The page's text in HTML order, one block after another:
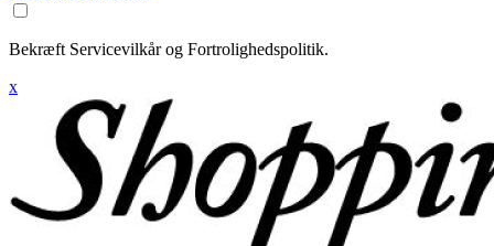
Bekræft Servicevilkår og Fortrolighedspolitik.
x